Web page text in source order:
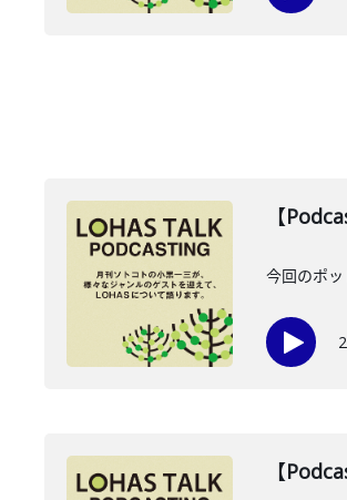
【
今回のポ
【